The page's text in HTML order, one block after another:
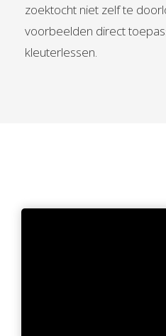
zoektocht niet zelf te
voorbeelden direct
kleuterlessen.